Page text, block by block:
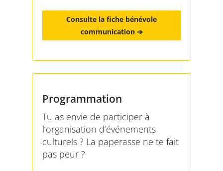
Consulte la fiche bénévole
communication ➔
Programmation
Tu as envie de participer à
l’organisation d’événements
culturels ? La paperasse ne te fait
pas peur ?